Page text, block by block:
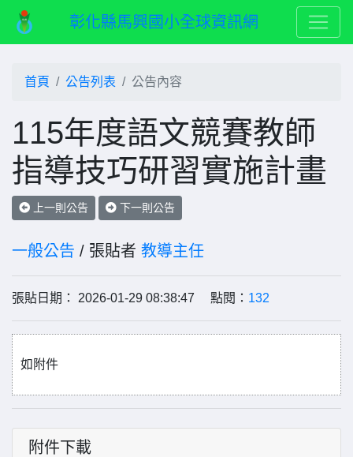
彰化縣馬興國小全球資訊網
首頁 公告列表 公告內容
115年度語文競賽教師
指導技巧研習實施計畫
上一則公告 下一則公告
一般公告 / 張貼者 教導主任
張貼日期： 2026-01-29 08:38:47 點閱： 132
如附件
附件下載